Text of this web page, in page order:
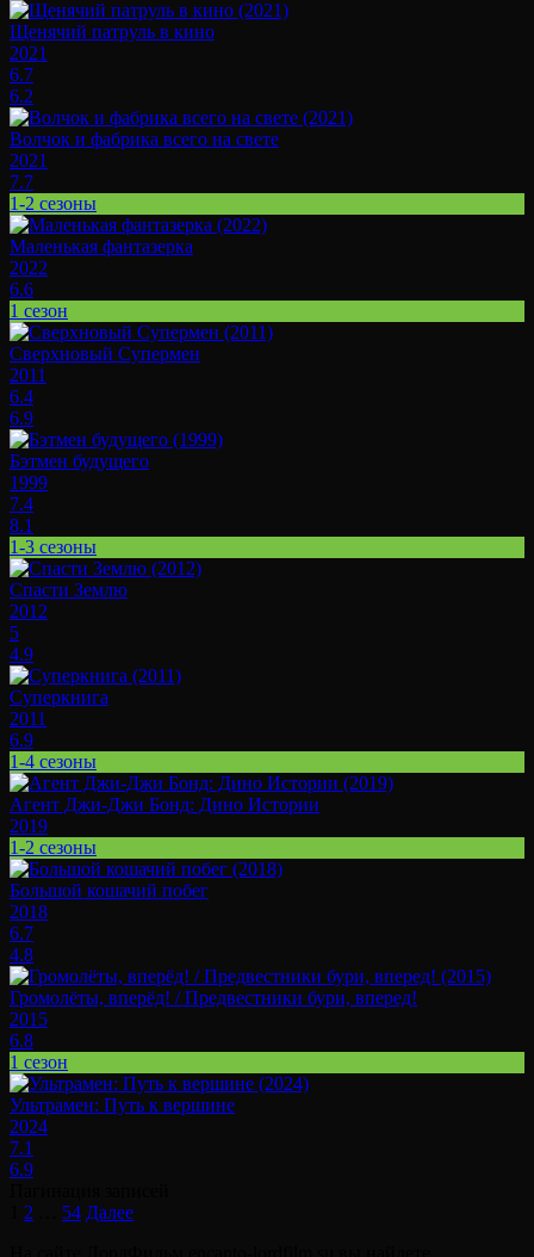
Щенячий патруль в кино
2021
6.7
6.2
Волчок и фабрика всего на свете
2021
7.7
1-2 сезоны
Маленькая фантазерка
2022
6.6
1 сезон
Сверхновый Супермен
2011
6.4
6.9
Бэтмен будущего
1999
7.4
8.1
1-3 сезоны
Спасти Землю
2012
5
4.9
Суперкнига
2011
6.9
1-4 сезоны
Агент Джи-Джи Бонд: Дино Истории
2019
1-2 сезоны
Большой кошачий побег
2018
6.7
4.8
Громолёты, вперёд! / Предвестники бури, вперед!
2015
6.8
1 сезон
Ультрамен: Путь к вершине
2024
7.1
6.9
2 54 Далее